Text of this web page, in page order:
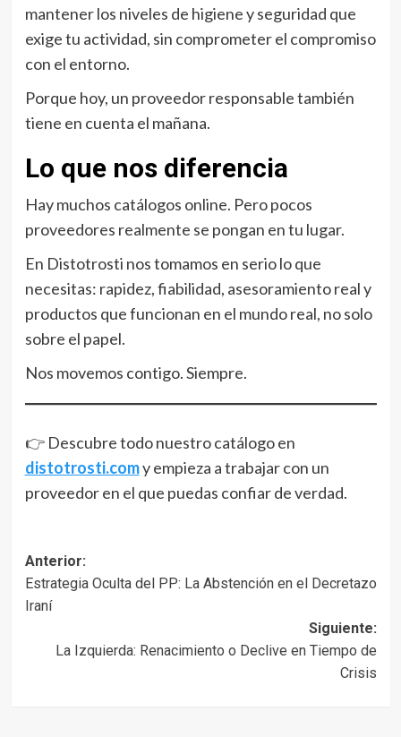
mantener los niveles de higiene y seguridad que
exige tu actividad, sin comprometer el compromiso
con el entorno.
Porque hoy, un proveedor responsable también
tiene en cuenta el mañana.
Lo que nos diferencia
Hay muchos catálogos online. Pero pocos
proveedores realmente se pongan en tu lugar.
En Distotrosti nos tomamos en serio lo que
necesitas: rapidez, fiabilidad, asesoramiento real y
productos que funcionan en el mundo real, no solo
sobre el papel.
Nos movemos contigo. Siempre.
👉 Descubre todo nuestro catálogo en
distotrosti.comy empieza a trabajar con un
proveedor en el que puedas confiar de verdad.
Navegación
de
Anterior:
Estrategia Oculta del PP: La Abstención en el Decretazo
Iraní
Siguiente:
La Izquierda: Renacimiento o Declive en Tiempo de
Crisis